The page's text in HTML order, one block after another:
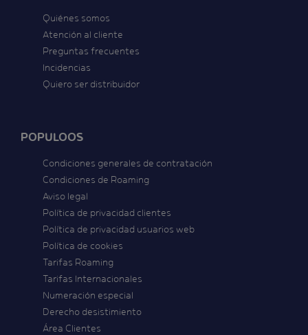
Quiénes somos
Atención al cliente
Preguntas frecuentes
Incidencias
Quiero ser distribuidor
POPULOOS
Condiciones generales de contratación
Condiciones de Roaming
Aviso legal
Política de privacidad clientes
Política de privacidad usuarios web
Política de cookies
Tarifas Roaming
Tarifas Internacionales
Numeración especial
Derecho desistimiento
Área Clientes